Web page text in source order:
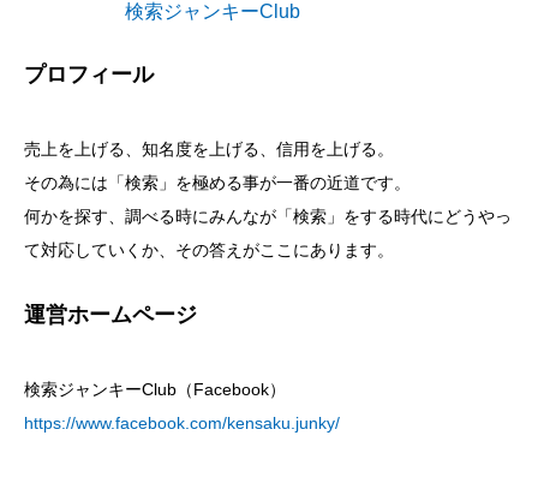
検索ジャンキーClub
プロフィール
売上を上げる、知名度を上げる、信用を上げる。
その為には「検索」を極める事が一番の近道です。
何かを探す、調べる時にみんなが「検索」をする時代にどうやっ
て対応していくか、その答えがここにあります。
運営ホームページ
検索ジャンキーClub（Facebook）
https://www.facebook.com/kensaku.junky/